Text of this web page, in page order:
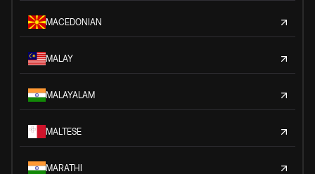
MACEDONIAN
MALAY
MALAYALAM
MALTESE
MARATHI